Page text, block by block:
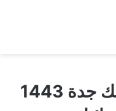
موعد إزالة حي بن مالك جدة 1443